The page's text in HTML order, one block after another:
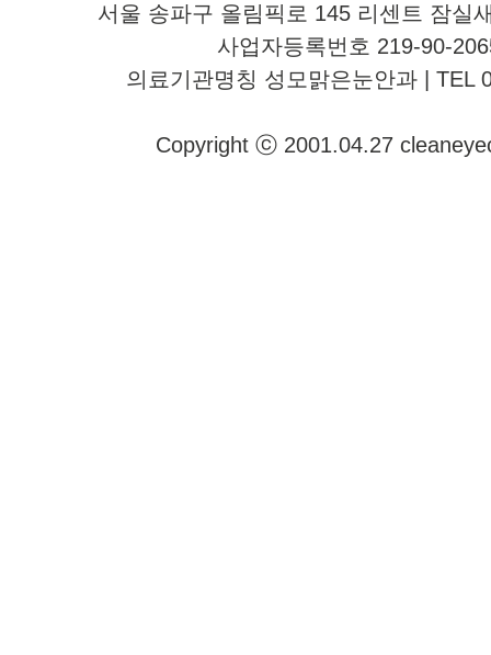
서울 송파구 올림픽로 145 리센트 잠실
사업자등록번호 219-90-
의료기관명칭 성모맑은눈안과 | TEL
Copyright ⓒ 2001.04.27